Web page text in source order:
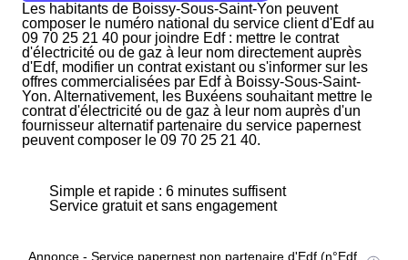
Les habitants de Boissy-Sous-Saint-Yon peuvent
composer le numéro national du service client d'Edf au
09 70 25 21 40 pour joindre Edf : mettre le contrat
d'électricité ou de gaz à leur nom directement auprès
d'Edf, modifier un contrat existant ou s'informer sur les
offres commercialisées par Edf à Boissy-Sous-Saint-
Yon. Alternativement, les Buxéens souhaitant mettre le
contrat d'électricité ou de gaz à leur nom auprès d'un
fournisseur alternatif partenaire du service papernest
peuvent composer le 09 70 25 21 40.
Simple et rapide : 6 minutes suffisent
Service gratuit et sans engagement
Annonce - Service papernest non partenaire d'Edf (n°Edf